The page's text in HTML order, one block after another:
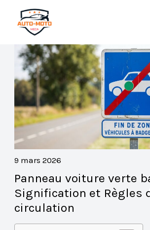
contenu
9 mars 2026
Panneau voiture verte
Signification et Règles
circulation